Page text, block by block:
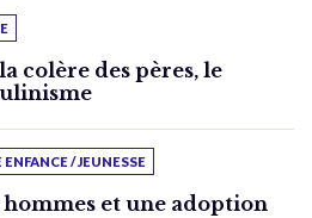
colère des pères, le
/ JEUNESSE
hommes et une adoption